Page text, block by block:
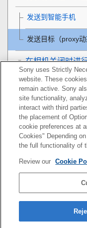
发送到智能手机
发送目标（proxy动
在相机关闭时进
从智能手机读取
使用电脑
附录
如果遇到问题
如果您相机的系统软
阅以下URL上的帮助
https://
Sony uses Strictly
website. These
remain active. Sony
site functionality,
interact with third
the placement of
cookie preferences at
Cookies" Depending
the full functionality of
Review our Cookie